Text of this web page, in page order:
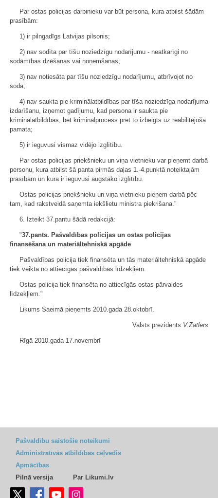
Par ostas policijas darbinieku var būt persona, kura atbilst šādām
prasībām:
1) ir pilngadīgs Latvijas pilsonis;
2) nav sodīta par tīšu noziedzīgu nodarījumu - neatkarīgi no
sodāmības dzēšanas vai noņemšanas;
3) nav notiesāta par tīšu noziedzīgu nodarījumu, atbrīvojot no
soda;
4) nav saukta pie kriminālatbildības par tīša noziedzīga nodarījuma
izdarīšanu, izņemot gadījumu, kad persona ir saukta pie
kriminālatbildības, bet kriminālprocess pret to izbeigts uz reabilitējoša
pamata;
5) ir ieguvusi vismaz vidējo izglītību.
Par ostas policijas priekšnieku un viņa vietnieku var pieņemt darbā
personu, kura atbilst šā panta pirmās daļas 1.-4.punktā noteiktajām
prasībām un kura ir ieguvusi augstāko izglītību.
Ostas policijas priekšnieku un viņa vietnieku pieņem darbā pēc
tam, kad rakstveidā saņemta iekšlietu ministra piekrišana."
6. Izteikt 37.pantu šādā redakcijā:
"37.pants. Pašvaldības policijas un ostas policijas
finansēšana un materiāltehniskā apgāde
Pašvaldības policija tiek finansēta un tās materiāltehniskā apgāde
tiek veikta no attiecīgās pašvaldības līdzekļiem.
Ostas policija tiek finansēta no attiecīgās ostas pārvaldes
līdzekļiem "
Likums Saeimā pieņemts 2010.gada 28.oktobrī.
Valsts prezidents V.Zatlers
Rīgā 2010.gada 17.novembrī
Pašvaldību saistošie noteikumi
Administratīvās atbildības ceļvedis
Apmācības
Pilnā versija
Par Likumi.lv